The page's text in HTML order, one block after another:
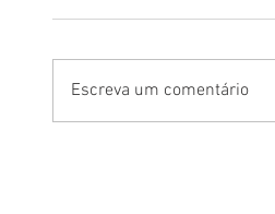
Escreva um comentário